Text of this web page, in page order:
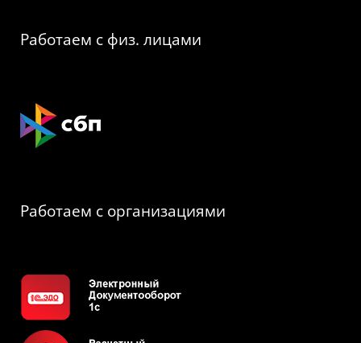
Работаем с физ. лицами
Работаем с организациями